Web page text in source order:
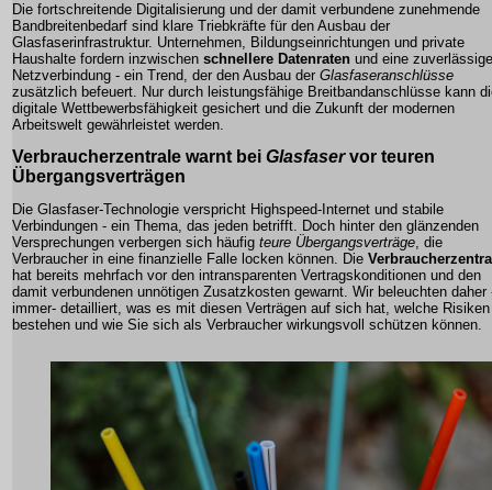
Die fortschreitende Digitalisierung und der damit verbundene zunehmende
Bandbreitenbedarf sind klare Triebkräfte für den Ausbau der
Glasfaserinfrastruktur. Unternehmen, Bildungseinrichtungen und private
Haushalte fordern inzwischen schnellere Datenraten und eine zuverlässige
Netzverbindung - ein Trend, der den Ausbau der Glasfaseranschlüsse
zusätzlich befeuert. Nur durch leistungsfähige Breitbandanschlüsse kann
digitale Wettbewerbsfähigkeit gesichert und die Zukunft der modernen
Arbeitswelt gewährleistet werden.
Verbraucherzentrale warnt bei Glasfaservor teuren
Übergangsverträgen
Die Glasfaser-Technologie verspricht Highspeed-Internet und stabile
Verbindungen - ein Thema, das jeden betrifft. Doch hinter den glänzenden
Versprechungen verbergen sich häufig teure Übergangsverträge, die
Verbraucher in eine finanzielle Falle locken können. Die
hat bereits mehrfach vor den intransparenten Vertragskonditionen und den
damit verbundenen unnötigen Zusatzkosten gewarnt. Wir beleuchten daher
immer- detailliert, was es mit diesen Verträgen auf sich hat, welche Risiken
bestehen und wie Sie sich als Verbraucher wirkungsvoll schützen können.